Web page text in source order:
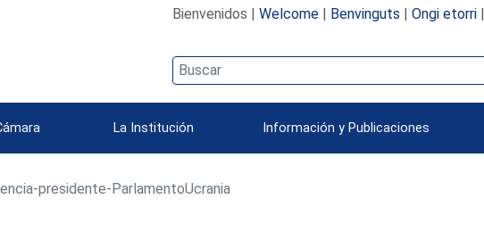
Bienvenidos | Welcome| Benvinguts | Ongi etorri|
La Institución Información y Publicaciones
presidente-ParlamentoUcrania